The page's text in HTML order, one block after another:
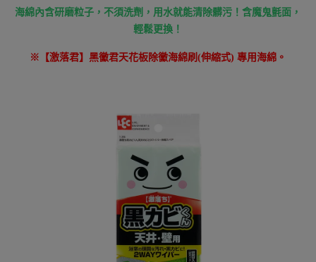
海綿內含研磨粒子，不須洗劑，用水就能清除髒污！含魔鬼氈面，
輕鬆更換！
※【激落君】黑黴君天花板除黴海綿刷(伸縮式) 專用海綿。